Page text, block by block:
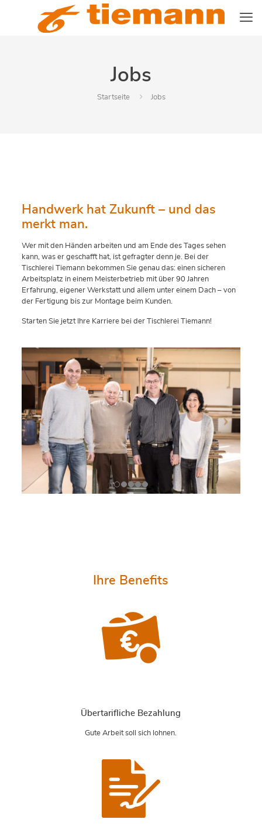
Jobs
Startseite Jobs
Handwerk hat Zukunft – und das
merkt man.
Wer mit den Händen arbeiten und am Ende des Tages sehen
kann, was er geschafft hat, ist gefragter denn je. Bei der
Tischlerei Tiemann bekommen Sie genau das: einen sicheren
Arbeitsplatz in einem Meisterbetrieb mit über 90 Jahren
Erfahrung, eigener Werkstatt und allem unter einem Dach – von
der Fertigung bis zur Montage beim Kunden.
Starten Sie jetzt Ihre Karriere bei der Tischlerei Tiemann!
Ihre Benefits
Übertarifliche Bezahlung
Gute Arbeit soll sich lohnen.